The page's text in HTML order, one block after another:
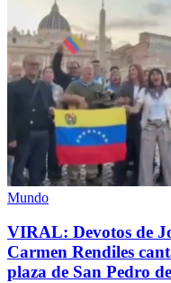
Mundo
VIRAL: Devotos de
Carmen Rendiles
plaza de San Pedro